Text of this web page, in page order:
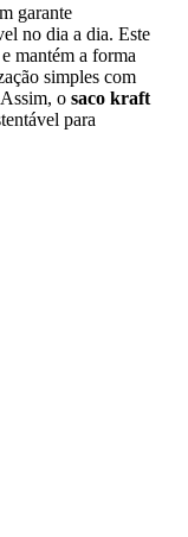
garante
no dia a dia. Este
mantém a forma
simples com
o saco kraft
para